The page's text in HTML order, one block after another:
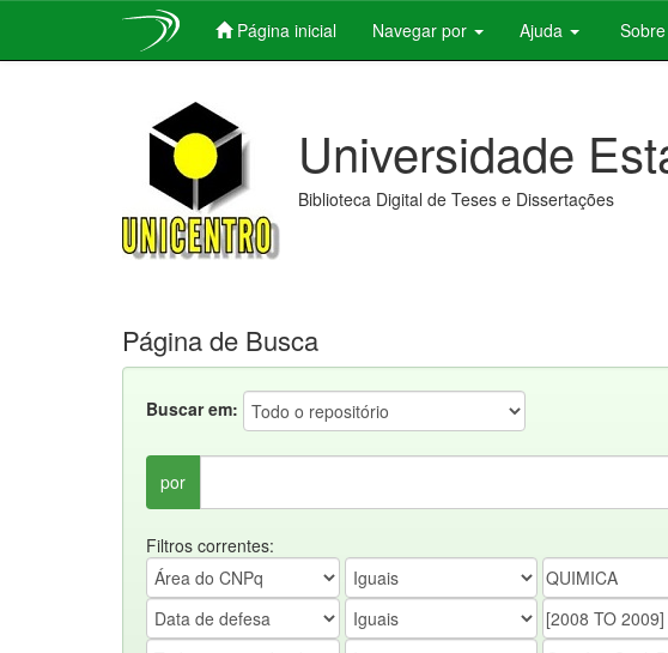
Página inicial Navegar por Ajuda
Universidade
Biblioteca Digital de Teses e Dissertações
Página de Busca
Buscar em:
por
Filtros correntes: